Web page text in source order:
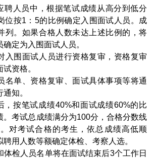
人员中，根据笔试成绩从高分到低分
位按1：5的比例确定入围面试人员。成
列。如果合格人数未达上述比例的，将
定为入围面试人员。
围面试人员进行资格复审，资格复审
资格。
单、资格复审、面试具体事项等将通
知。
按笔试成绩40%和面试成绩60%的比
。考试总成绩满分为100分，合格分数线
对考试合格的考生，依总成绩高低顺
用人数等额确定体检、考察人选。
检人员名单将在面试结束后3个工作日